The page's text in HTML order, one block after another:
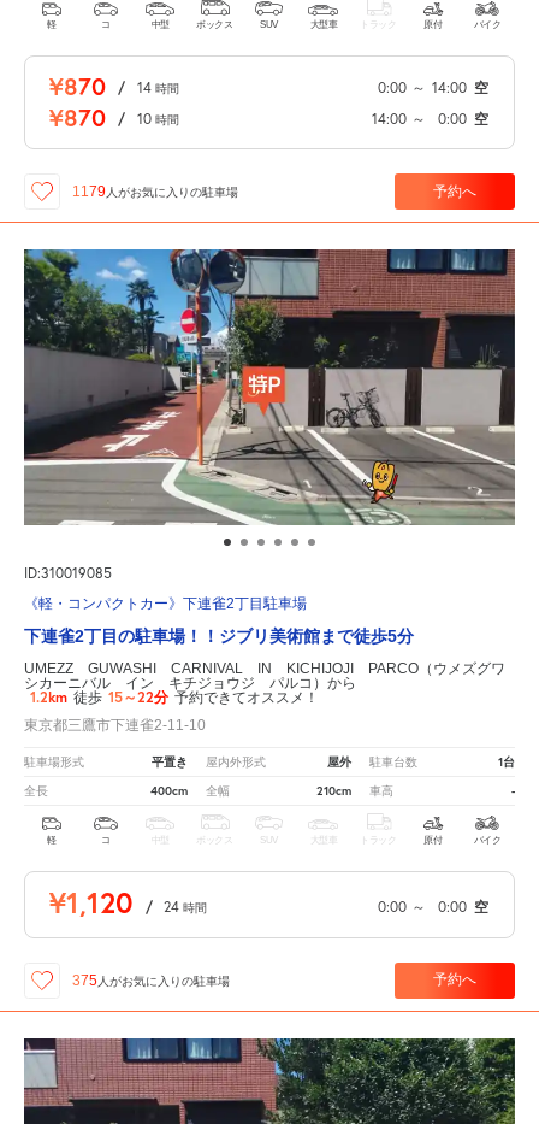
軽 コ 中型 ボックス SUV 大型車 トラック 原付 バイク
¥870 / 14 時間 0:00 ～ 14:00 空
¥870 / 10 時間 14:00 ～ 0:00 空
1179人がお気に入りの駐車場 予約へ
ID:310019085
《軽・コンパクトカー》下連雀2丁目駐車場
下連雀2丁目の駐車場！！ジブリ美術館まで徒歩5分
UMEZZ GUWASHI CARNIVAL IN KICHIJOJI PARCO（ウメズグワ
シカーニバル イン キチジョウジ パルコ）から
1.2km 徒歩 15～22分 予約できてオススメ！
東京都三鷹市下連雀2-11-10
駐車場形式 平置き 屋内外形式 屋外 駐車台数 1台
全長 400cm 全幅 210cm 車高 -
軽 コ 中型 ボックス SUV 大型車 トラック 原付 バイク
¥1,120 / 24 時間 0:00 ～ 0:00 空
375 人がお気に入りの駐車場 予約へ